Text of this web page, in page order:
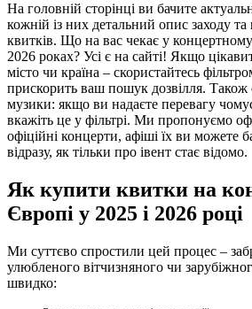
На головній сторінці ви бачите
кожній із них детальний опис заходу та
квитків. Що на вас чекає у
2026 роках? Усі є на сайті! Якщо
місто чи країна – скористайтесь
прискорить ваш пошук дозвілля.
музики: якщо ви надаєте перевагу
вкажіть це у фільтрі. Ми пропонуємо
офіційні концерти, афіші їх ви можете
відразу, як тільки про івент стає відомо.
Як купити квитки на
Європі у 2025 і 2026 році
Ми суттєво спростили цей процес –
улюбленого вітчизняного чи
швидко: